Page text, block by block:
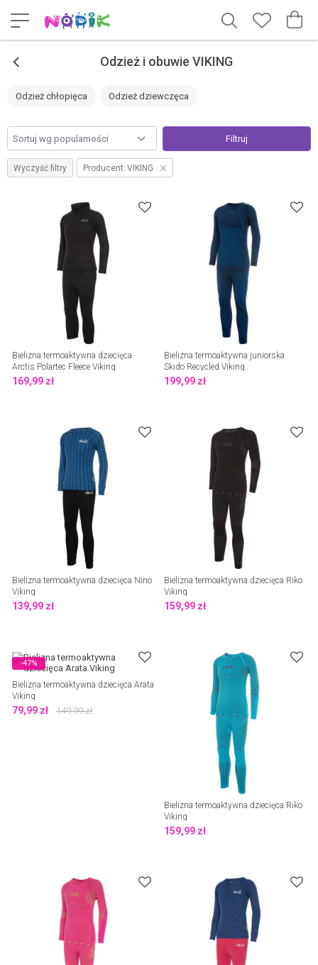
< Odzież i obuwie VIKING
Odzież chłopięca Odzież dziewczęca
Filtruj
Wyczyść filtry Producent: VIKING
Bielizna termoaktywna dziecięca
Arctis Polartec Fleece Viking
169,99 zł
Bielizna termoaktywna juniorska
Skido Recycled Viking
199,99 zł
Bielizna termoaktywna dziecięca Nino
Viking
139,99 zł
Bielizna termoaktywna dziecięca Riko
Viking
159,99 zł
-47%
Bielizna termoaktywna dziecięca Arata
Viking
79,99 zł 149,99zł
Bielizna termoaktywna dziecięca Riko
Viking
159,99 zł